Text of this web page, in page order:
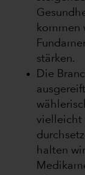
kommen
stärken.
Die
vielleicht
halten